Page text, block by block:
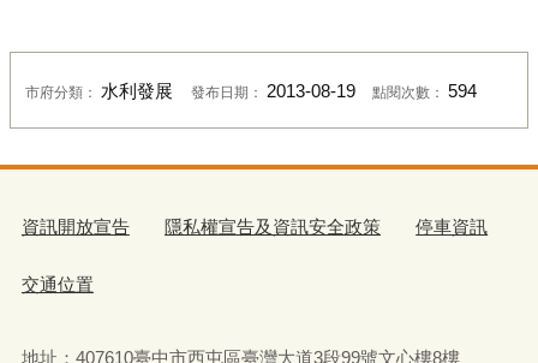
市府分類： 水利發展 發布日期： 2013-08-19 點閱次數：594
資訊開放宣告 隱私權宣告及資訊安全政策 停車資訊
交通位置
地址：407610臺中市西屯區臺灣大道3段99號文心樓8樓